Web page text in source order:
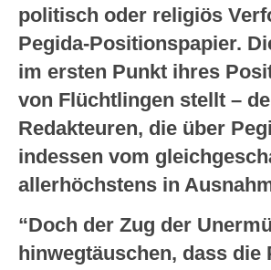
politisch oder religiös
Pegida-Positionspapier.
im ersten Punkt ihres
von Flüchtlingen stellt –
Redakteuren, die über
indessen vom
allerhöchstens in
“Doch der Zug der
hinwegtäuschen, dass